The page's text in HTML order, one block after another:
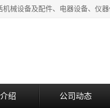
绍 公司动态